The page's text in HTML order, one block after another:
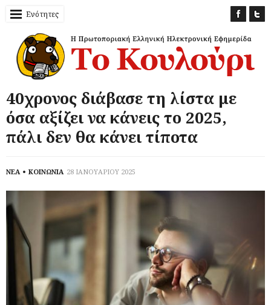
Ενότητες
40χρονος διάβασε τη λίστα με
όσα αξίζει να κάνεις το 2025,
πάλι δεν θα κάνει τίποτα
ΝΕΑ ΚΟΙΝΩΝΙΑ 28 ΙΑΝΟΥΑΡΙΟΥ 2025